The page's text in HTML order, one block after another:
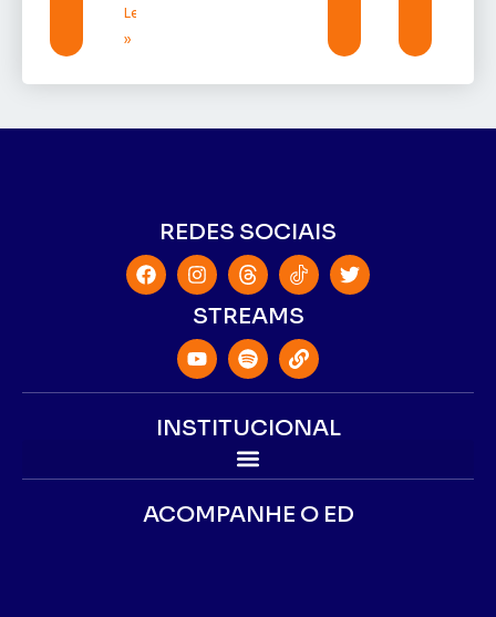
Leia mais
»
REDES SOCIAIS
STREAMS
INSTITUCIONAL
ACOMPANHE O ED